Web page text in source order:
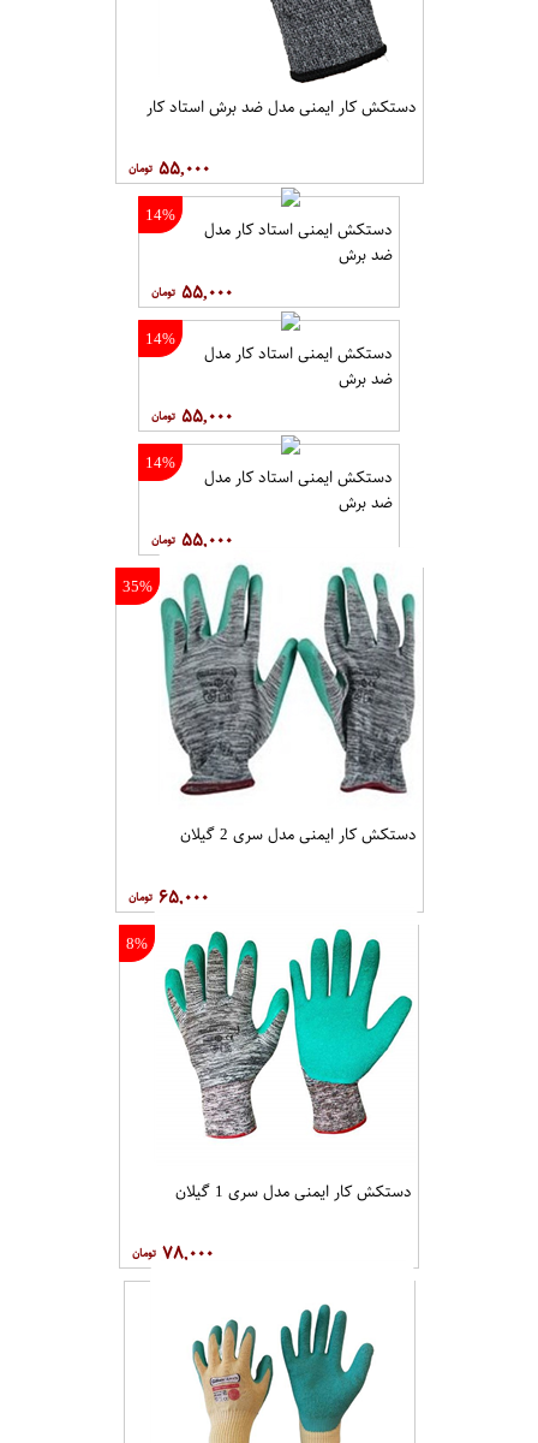
دستکش کار ایمنی مدل ضد برش استاد کار
۵۵,۰۰۰
14%
دستکش ایمنی استاد کار مدل
ضد برش
۵۵,۰۰۰
14%
دستکش ایمنی استاد کار مدل
ضد برش
۵۵,۰۰۰
14%
دستکش ایمنی استاد کار مدل
ضد برش
۵۵,۰۰۰
35%
دستکش کار ایمنی مدل سری 2 گیلان
۶۵,۰۰۰
8%
دستکش کار ایمنی مدل سری 1 گیلان
۷۸,۰۰۰